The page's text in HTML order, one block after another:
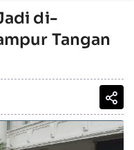
di-
Tangan